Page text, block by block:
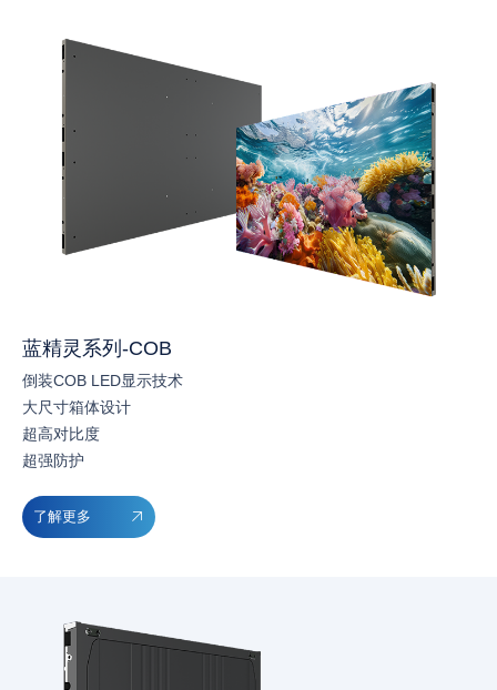
蓝精灵系列-COB
倒装COB LED显示技术
大尺寸箱体设计
超高对比度
超强防护
了解更多